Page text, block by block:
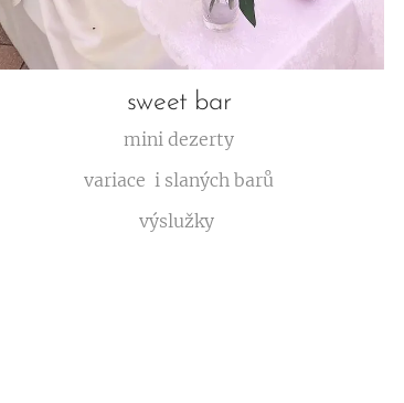
sweet bar
mini dezerty
variace i slaných barů
výslužky